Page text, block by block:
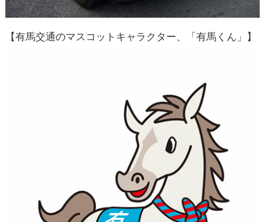
【有馬交通のマスコットキャラクター、「有馬くん」】